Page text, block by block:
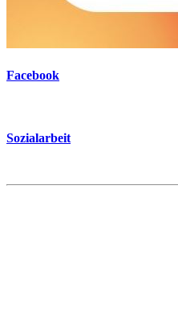
Facebook
Sozialarbeit